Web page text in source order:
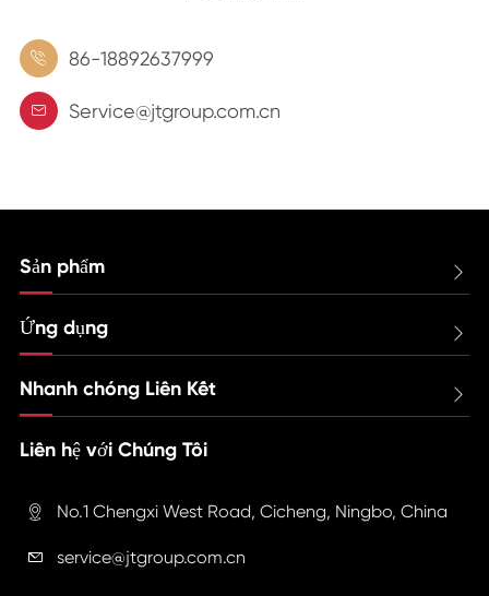
 86-18892637999
 Service@jtgroup.com.cn
Sản phẩm 
Ứng dụng 
Nhanh chóng Liên Kết 
Liên hệ với Chúng Tôi
 No.1 Chengxi West Road, Cicheng, Ningbo, China
 service@jtgroup.com.cn